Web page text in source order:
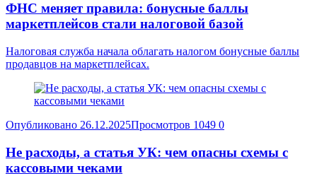
ФНС меняет правила: бонусные баллы
маркетплейсов стали налоговой базой
Налоговая служба начала облагать налогом бонусные баллы
продавцов на маркетплейсах.
Опубликовано 26.12.2025Просмотров 1049 0
Не расходы, а статья УК: чем опасны схемы с
кассовыми чеками